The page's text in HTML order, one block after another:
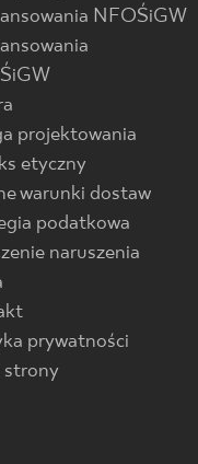
NFOŚiGW
projektowania
etyczny
warunki dostaw
podatkowa
naruszenia
prywatności
strony